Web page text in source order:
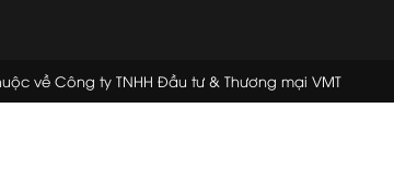
về Công ty TNHH Đầu tư & Thương mại VMT